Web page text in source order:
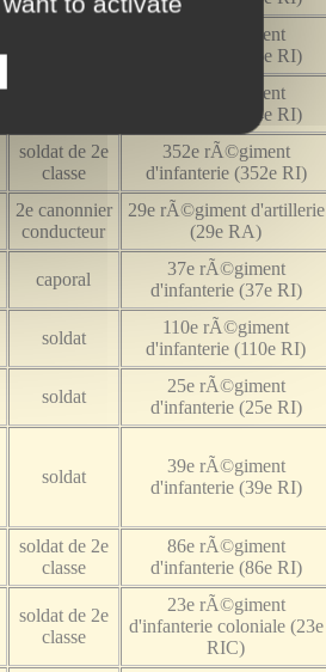
36e rÃ©giment
d'infanterie (36e RI)
94e rÃ©giment
d'infanterie (94e RI)
soldat de 2e
classe
352e rÃ©giment
d'infanterie (352e RI)
2e canonnier
conducteur
29e rÃ©giment d'artillerie
(29e RA)
caporal
37e rÃ©giment
d'infanterie (37e RI)
soldat
110e rÃ©giment
d'infanterie (110e RI)
soldat
25e rÃ©giment
d'infanterie (25e RI)
soldat
39e rÃ©giment
d'infanterie (39e RI)
soldat de 2e
classe
86e rÃ©giment
d'infanterie (86e RI)
soldat de 2e
classe
23e rÃ©giment
d'infanterie coloniale (23e
RIC)